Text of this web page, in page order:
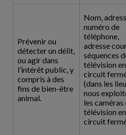
Prévenir ou
détecter un délit,
ou agir dans
l’intérêt public, y
compris à des
fins de bien-être
animal.
Nom,
numéro de
téléphone,
adresse
séquences
télévision en
circuit
(dans les
nous
les caméras
télévision en
circuit